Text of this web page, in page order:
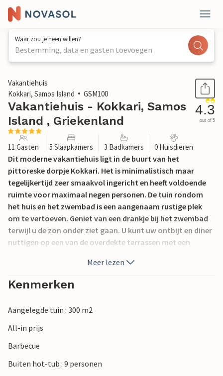
Waar zou je heen willen?
Bestemming, data en gasten toevoegen
1 / 30
Vakantiehuis
Kokkari, Samos Island
GSM100
Vakantiehuis - Kokkari, Samos
Island , Griekenland
4.3
out of 5
11 Gasten 5 Slaapkamers 3 Badkamers 0 Huisdieren
Dit moderne vakantiehuis ligt in de buurt van het
pittoreske dorpje Kokkari. Het is minimalistisch maar
tegelijkertijd zeer smaakvol ingericht en heeft voldoende
ruimte voor maximaal negen personen. De tuin rondom
het huis en het zwembad is een aangenaam rustige plek
om te vertoeven. Geniet van een drankje bij het zwembad
terwijl u de zon onder ziet gaan. U kunt uw ontbijt en diner
nuttigen op een van de overdekte terrassen met een
woonplaats van Pythagoras, staat bekend om zijn
archeologische vindplaatsen, die hier alomtegenwoordig
zijn. Profiteer van verschillende stranden met kristalhelder
traditionele taverna's. De dorpen Puthagorion en Kokkari
zijn zeker een bezoek waard. Wandelliefhebbers zitten hier
natuurpaden. Er is voor elk type wandelaar wat wils.
Meer lezen
Kenmerken
Aangelegde tuin : 300 m2
All-in prijs
Barbecue
Buiten hot-tub : 9 personen